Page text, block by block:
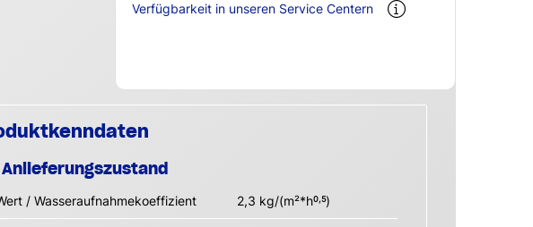
Verfügbarkeit in unseren Service Centern
/ Wasseraufnahmekoeffizient 2,3 kg/(m²*h0,5)